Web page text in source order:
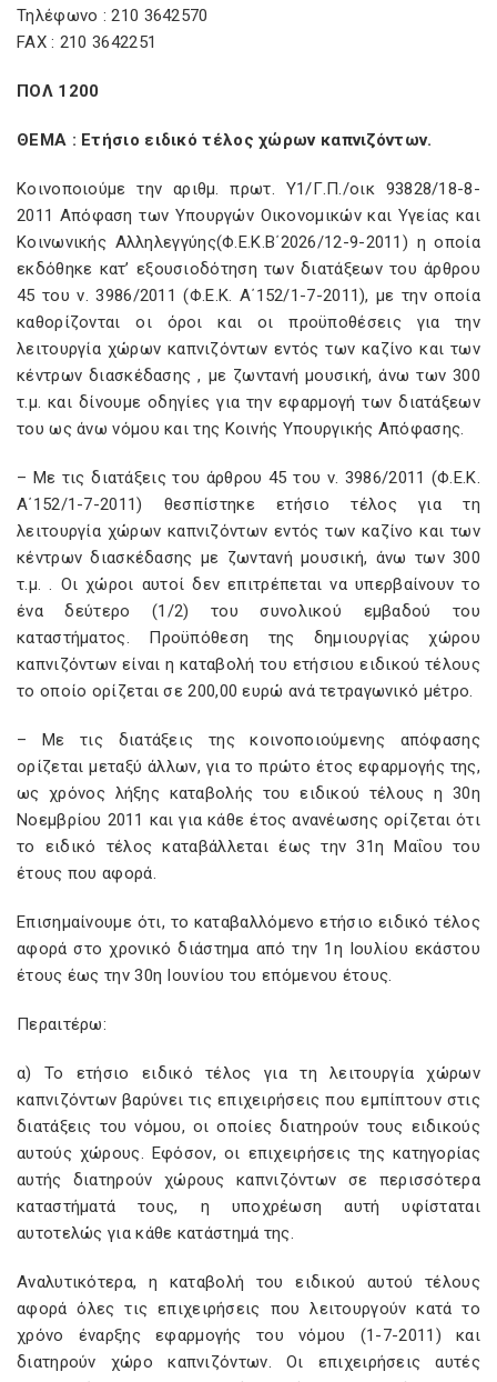
Τηλέφωνο : 210 3642570
FAX : 210 3642251
ΠΟΛ 1200
ΘΕΜΑ : Ετήσιο ειδικό τέλος χώρων καπνιζόντων.
Κοινοποιούμε την αριθμ. πρωτ. Υ1/Γ.Π./οικ 93828/18-8-
2011 Απόφαση των Υπουργών Οικονομικών και Υγείας και
Κοινωνικής Αλληλεγγύης(Φ.Ε.Κ.Β΄2026/12-9-2011) η οποία
εκδόθηκε κατ’ εξουσιοδότηση των διατάξεων του άρθρου
45 του ν. 3986/2011 (Φ.Ε.Κ. Α΄152/1-7-2011), με την οποία
καθορίζονται οι όροι και οι προϋποθέσεις για την
λειτουργία χώρων καπνιζόντων εντός των καζίνο και των
κέντρων διασκέδασης , με ζωντανή μουσική, άνω των 300
τ.μ. και δίνουμε οδηγίες για την εφαρμογή των διατάξεων
του ως άνω νόμου και της Κοινής Υπουργικής Απόφασης.
– Mε τις διατάξεις του άρθρου 45 του ν. 3986/2011 (Φ.Ε.Κ.
Α΄152/1-7-2011) θεσπίστηκε ετήσιο τέλος για τη
λειτουργία χώρων καπνιζόντων εντός των καζίνο και των
κέντρων διασκέδασης με ζωντανή μουσική, άνω των 300
τ.μ. . Οι χώροι αυτοί δεν επιτρέπεται να υπερβαίνουν το
ένα δεύτερο (1/2) του συνολικού εμβαδού του
καταστήματος. Προϋπόθεση της δημιουργίας χώρου
καπνιζόντων είναι η καταβολή του ετήσιου ειδικού τέλους
το οποίο ορίζεται σε 200,00 ευρώ ανά τετραγωνικό μέτρο.
– Με τις διατάξεις της κοινοποιούμενης απόφασης
ορίζεται μεταξύ άλλων, για το πρώτο έτος εφαρμογής της,
ως χρόνος λήξης καταβολής του ειδικού τέλους η 30η
Νοεμβρίου 2011 και για κάθε έτος ανανέωσης ορίζεται ότι
το ειδικό τέλος καταβάλλεται έως την 31η Μαΐου του
έτους που αφορά.
Επισημαίνουμε ότι, το καταβαλλόμενο ετήσιο ειδικό τέλος
αφορά στο χρονικό διάστημα από την 1η Ιουλίου εκάστου
έτους έως την 30η Ιουνίου του επόμενου έτους.
Περαιτέρω:
α) Το ετήσιο ειδικό τέλος για τη λειτουργία χώρων
καπνιζόντων βαρύνει τις επιχειρήσεις που εμπίπτουν στις
διατάξεις του νόμου, οι οποίες διατηρούν τους ειδικούς
αυτούς χώρους. Εφόσον, οι επιχειρήσεις της κατηγορίας
αυτής διατηρούν χώρους καπνιζόντων σε περισσότερα
καταστήματά τους, η υποχρέωση αυτή υφίσταται
αυτοτελώς για κάθε κατάστημά της.
Αναλυτικότερα, η καταβολή του ειδικού αυτού τέλους
αφορά όλες τις επιχειρήσεις που λειτουργούν κατά το
χρόνο έναρξης εφαρμογής του νόμου (1-7-2011) και
διατηρούν χώρο καπνιζόντων. Οι επιχειρήσεις αυτές